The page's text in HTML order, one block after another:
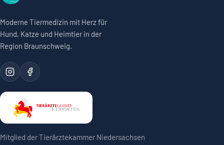
Moderne Tiermedizin mit Herz für
Hund, Katze und Heimtier in der
Region Braunschweig.
Mitglied der Tierärztekammer Niedersachsen